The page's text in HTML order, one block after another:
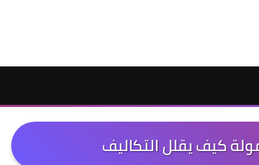
كيف يقلل التكاليف